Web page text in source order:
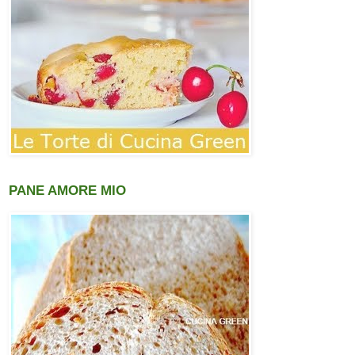
PANE AMORE MIO